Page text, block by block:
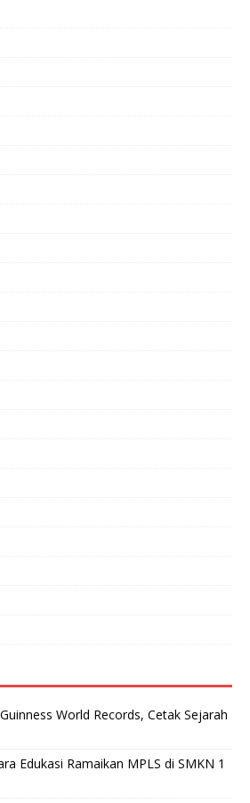
World Records, Cetak Sejarah
Edukasi Ramaikan MPLS di SMKN 1